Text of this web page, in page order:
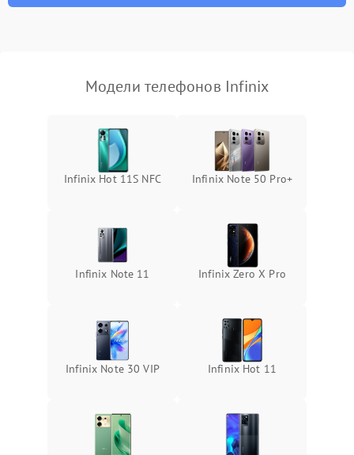
Модели телефонов Infinix
Infinix Hot 11S NFC Infinix Note 50 Pro+
Infinix Note 11 Infinix Zero X Pro
Infinix Note 30 VIP Infinix Hot 11